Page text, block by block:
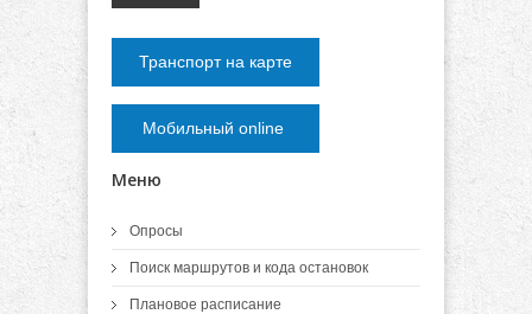
Транспорт на карте
Мобильный online
Меню
Опросы
Поиск маршрутов и кода остановок
Плановое расписание